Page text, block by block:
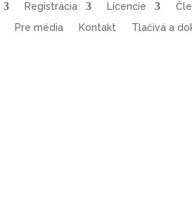
Registrácia Licencie
Pre média Kontakt Tlačivá a